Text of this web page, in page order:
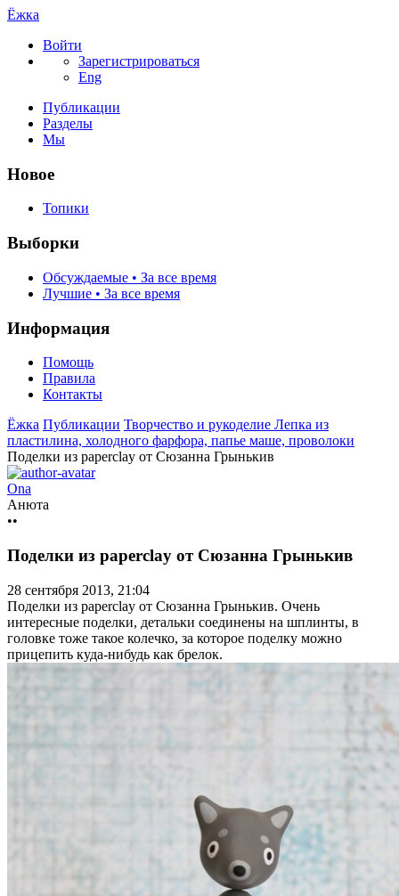
Ёжка
Войти
Зарегистрироваться
Eng
Публикации
Разделы
Мы
Новое
Топики
Выборки
Обсуждаемые • За все время
Лучшие • За все время
Информация
Помощь
Правила
Контакты
Ёжка Публикации Творчество и рукоделие Лепка из
пластилина, холодного фарфора, папье маше, проволоки
Поделки из paperclay от Сюзанна Грынькив
Ona
Анюта
••
Поделки из paperclay от Сюзанна Грынькив
28 сентября 2013, 21:04
Поделки из paperclay от Сюзанна Грынькив. Очень
интересные поделки, детальки соединены на шплинты, в
головке тоже такое колечко, за которое поделку можно
прицепить куда-нибудь как брелок.